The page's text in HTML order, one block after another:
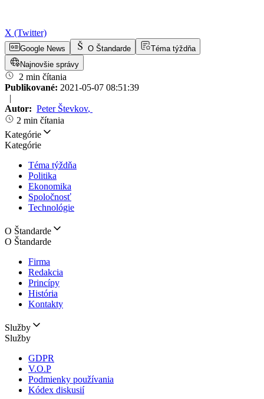
X (Twitter)
Google News O Štandarde
Téma týždňa
Najnovšie správy
2 min čítania
Publikované: 2021-05-07 08:51:39
|
Autor: Peter Števkov,
2 min čítania
Kategórie
Kategórie
Téma týždňa
Politika
Ekonomika
Spoločnosť
Technológie
O Štandarde
O Štandarde
Firma
Redakcia
Princípy
História
Kontakty
Služby
Služby
GDPR
V.O.P
Podmienky používania
Kódex diskusií